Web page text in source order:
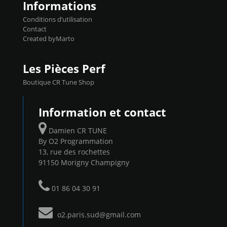
Informations
Conditions d’utilisation
Contact
Created byMarto
Les Pièces Perf
Boutique CR Tune Shop
Information et contact
Damien CR TUNE
By O2 Programmation
13, rue des rochettes
91150 Morigny Champigny
01 86 04 30 91
o2.paris.sud@gmail.com